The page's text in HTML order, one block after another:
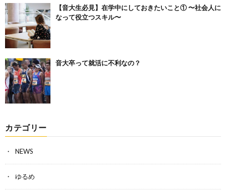
【音大生必見】在学中にしておきたいこと① 〜社会人に
なって役立つスキル〜
音大卒って就活に不利なの？
カテゴリー
NEWS
ゆるめ